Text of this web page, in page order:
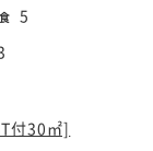
5
付30㎡]